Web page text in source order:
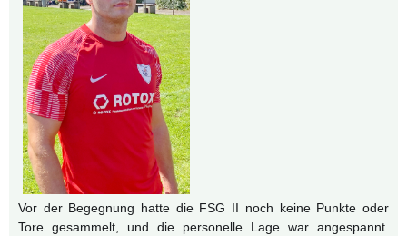
Vor der Begegnung hatte die FSG II noch keine Punkte oder
Tore gesammelt, und die personelle Lage war angespannt.